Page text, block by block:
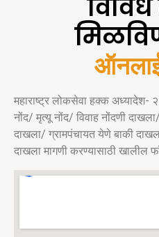
महाराष्ट्र लोकसेवा हक्क अध्यादेश-
नोंद/ मृत्यू नोंद/ विवाह नोंदणी
दाखला/ ग्रामपंचायत येणे बाकी
दाखला मागणी करण्यासाठी खालील